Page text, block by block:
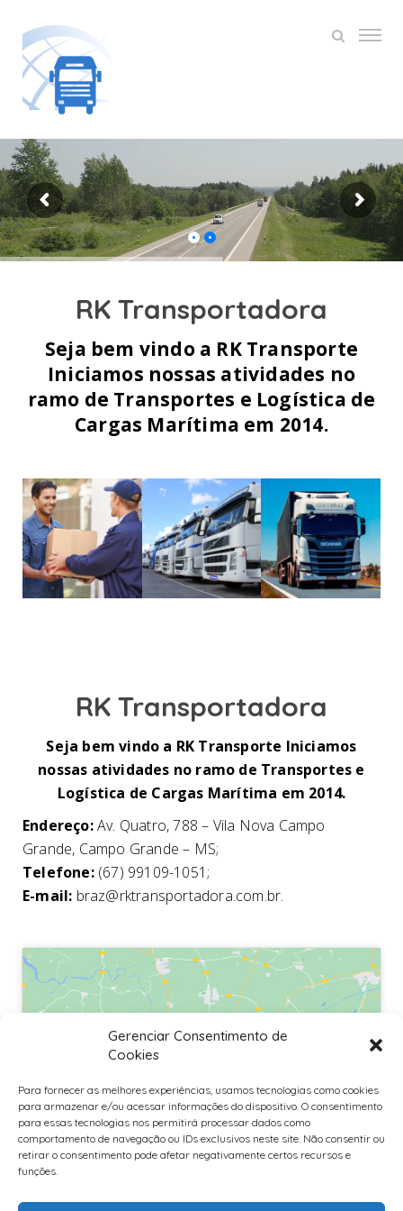
Gerenciar Consentimento de
Cookies
Para fornecer as melhores experiências, usamos tecnologias como cookies
para armazenar e/ou acessar informações do dispositivo. O consentimento
para essas tecnologias nos permitirá processar dados como
comportamento de navegação ou IDs exclusivos neste site. Não consentir ou
retirar o consentimento pode afetar negativamente certos recursos e
funções.
RK Transportadora
Seja bem vindo a RK Transporte
Iniciamos nossas atividades no
ramo de Transportes e Logística de
Cargas Marítima em 2014.
RK Transportadora
Seja bem vindo a RK Transporte Iniciamos
nossas atividades no ramo de Transportes e
Logística de Cargas Marítima em 2014.
Endereço:Av. Quatro, 788 – Vila Nova Campo
Grande, Campo Grande – MS;
Telefone:(67) 99109-1051;
E-mail: braz@rktransportadora.com.br.
e ativar este conteúdo